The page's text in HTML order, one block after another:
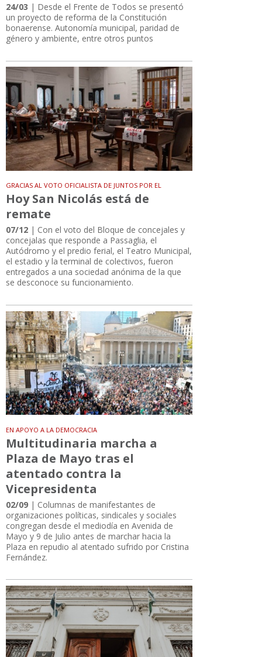
24/03 | Desde el Frente de Todos se presentó
un proyecto de reforma de la Constitución
bonaerense. Autonomía municipal, paridad de
género y ambiente, entre otros puntos
GRACIAS AL VOTO OFICIALISTA DE JUNTOS POR EL
Hoy San Nicolás está de
remate
07/12 | Con el voto del Bloque de concejales y
concejalas que responde a Passaglia, el
Autódromo y el predio ferial, el Teatro Municipal,
el estadio y la terminal de colectivos, fueron
entregados a una sociedad anónima de la que
se desconoce su funcionamiento.
EN APOYO A LA DEMOCRACIA
Multitudinaria marcha a
Plaza de Mayo tras el
atentado contra la
Vicepresidenta
02/09 | Columnas de manifestantes de
organizaciones políticas, sindicales y sociales
congregan desde el mediodía en Avenida de
Mayo y 9 de Julio antes de marchar hacia la
Plaza en repudio al atentado sufrido por Cristina
Fernández.